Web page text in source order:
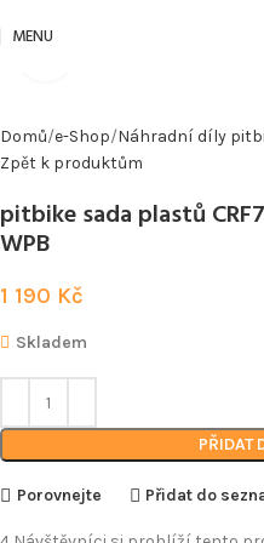
MENU
Domů e-Shop Náhradní díly
Zpět k produktům
pitbike sada plastů
WPB
1 190 Kč
Skladem
PŘIDAT
Porovnejte Přidat do